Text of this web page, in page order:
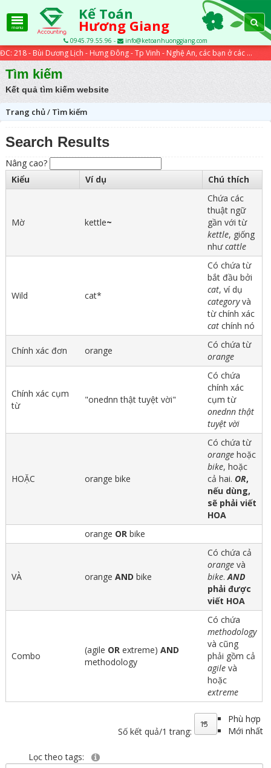
menu
Kế Toán
Hương Giang
0945.79.55.96 - info@ketoanhuonggiang.com
ĐC: 218 - Bùi Dương Lịch - Hưng Đông - Tp Vinh - Nghệ An, các bạn ở các tỉnh xa có thể học trực tuyến qua các bài viết trên website...
Tìm kiếm
Kết quả tìm kiếm website
Trang chủ/ Tìm kiếm
Search Results
Nâng cao?
Kiểu
Ví dụ Chú thích
Mờ kettle~
Chứa các
thuật ngữ
gần với từ
kettle, giống
nhưcattle
Wild cat*
Có chứa từ
bắt đầu bởi
cat, ví dụ
categoryvà
từ chính xác
catchính nó
Chính xác đơn orange
Có chứa từ
orange
Chính xác cụm
từ
"onednn thật tuyệt vời"
Có chứa
chính xác
cụm từ
onednn thật
tuyệt vời
HOẶC orange bike
Có chứa từ
orangehoặc
bike, hoặc
cả hai. OR,
nếu dùng,
sẽ phải viết
HOA
orange ORbike
VÀ orange AND bike
Có chứa cả
orangevà
bike.AND
phải được
viết HOA
Combo
(agile ORextreme) AND
methodology
Có chứa
methodology
và cũng
phải gồm cả
agilevà
hoặc
extreme
Phù hợp
Mới nhất
Số kết quả/1 trang:
15
Lọc theo tags: